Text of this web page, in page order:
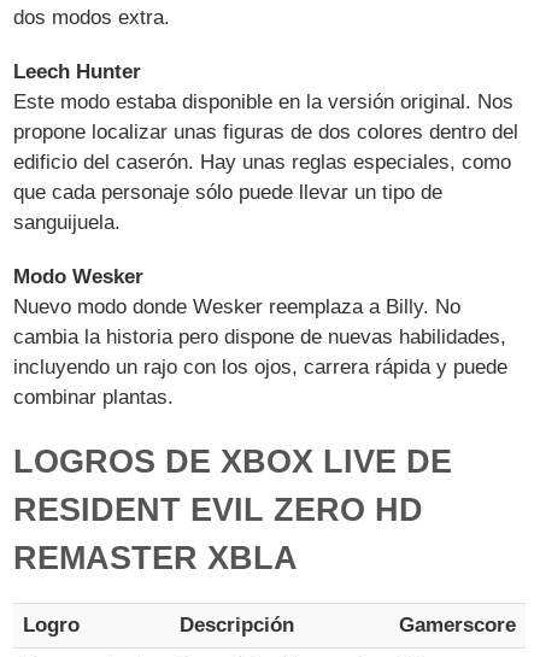
dos modos extra.
Leech Hunter
Este modo estaba disponible en la versión original. Nos
propone localizar unas figuras de dos colores dentro del
edificio del caserón. Hay unas reglas especiales, como
que cada personaje sólo puede llevar un tipo de
sanguijuela.
Modo Wesker
Nuevo modo donde Wesker reemplaza a Billy. No
cambia la historia pero dispone de nuevas habilidades,
incluyendo un rajo con los ojos, carrera rápida y puede
combinar plantas.
LOGROS DE XBOX LIVE DE
RESIDENT EVIL ZERO HD
REMASTER XBLA
Logro Descripción
Gamerscore